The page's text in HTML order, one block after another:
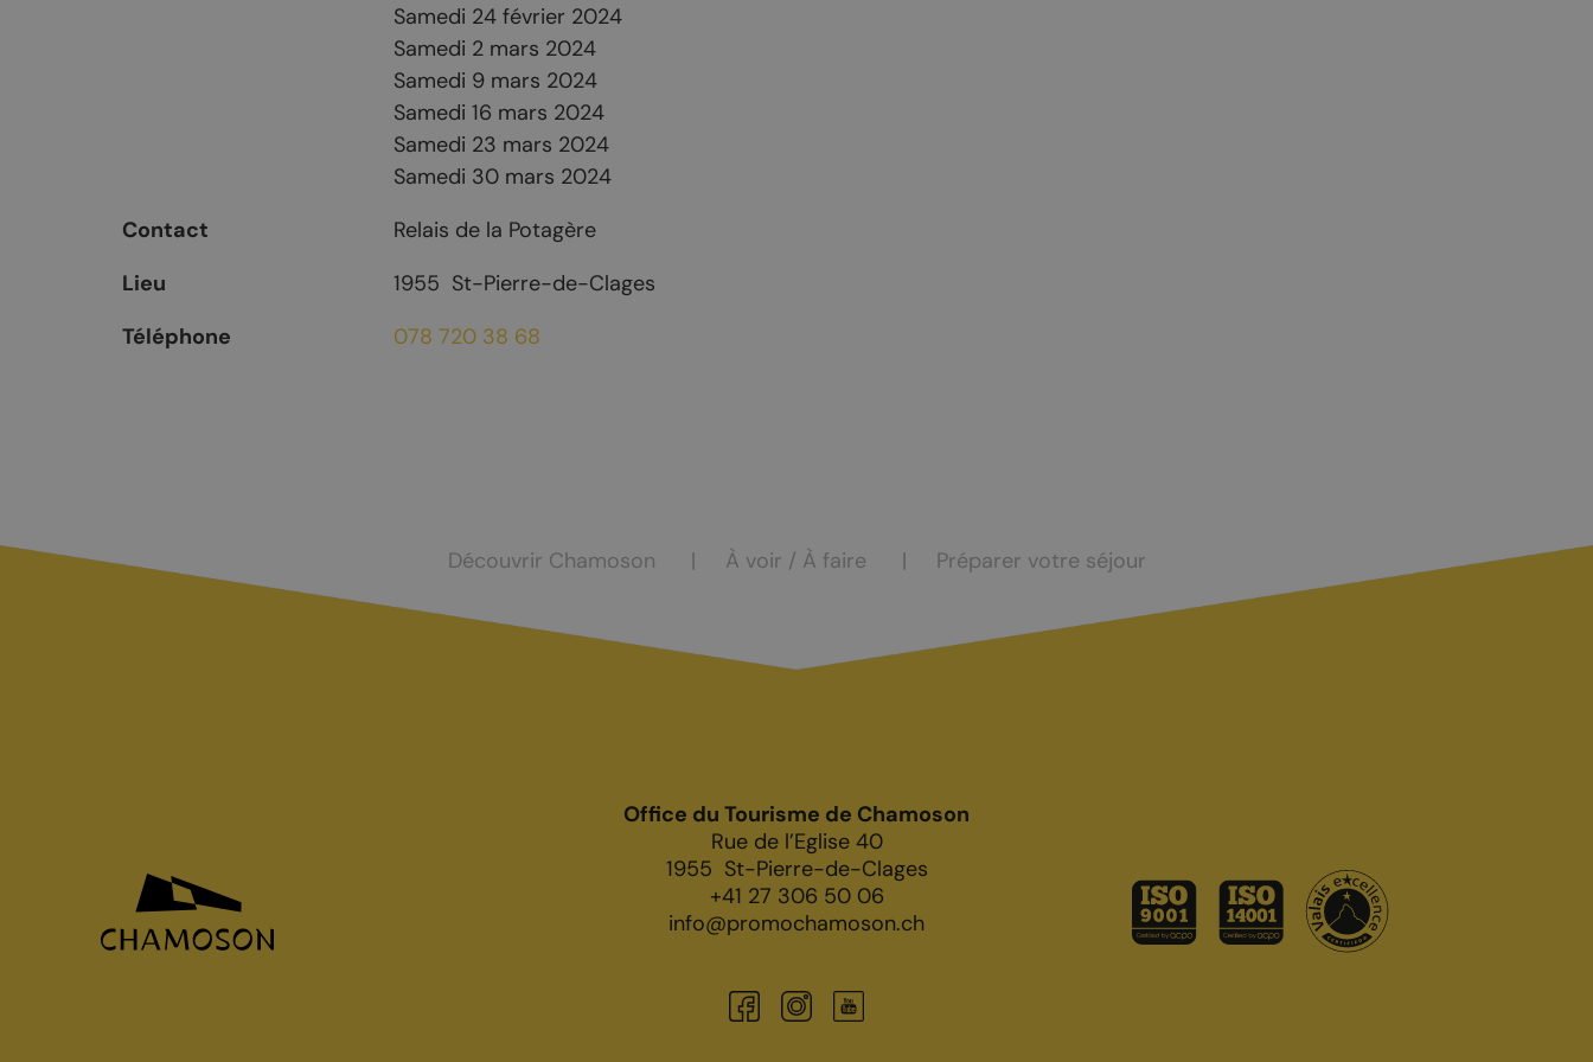
Agence de location
Devenir logeur
Samedi 24 février 2024
Samedi 2 mars 2024
Samedi 9 mars 2024
Samedi 16 mars 2024
Samedi 23 mars 2024
Samedi 30 mars 2024
Contact
Relais de la Potagère
Lieu
1955 St-Pierre-de-Clages
Téléphone
078 720 38 68
Découvrir Chamoson À voir / À faire Préparer votre séjour
Office du Tourisme de Chamoson
Rue de l’Eglise 40
1955 St-Pierre-de-Clages
+41 27 306 50 06
info@promochamoson.ch